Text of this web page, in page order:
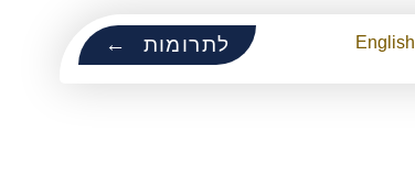
English לתרומות ←